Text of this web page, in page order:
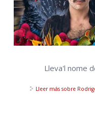
Lleva'l nome
Lleer más sobre